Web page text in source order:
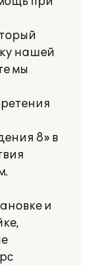
нашей
мы
8» в
и